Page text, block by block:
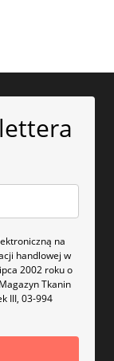
na
handlowej w
2002 roku o
Tkanin
III, 03-994